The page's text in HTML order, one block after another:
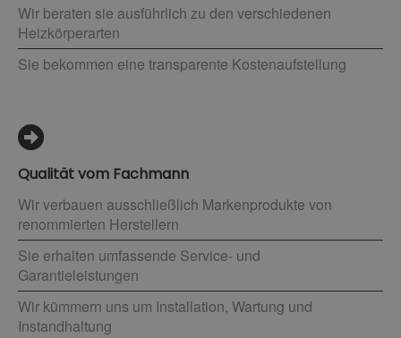
Wir beraten sie ausführlich zu den verschiedenen
Heizkörperarten
Sie bekommen eine transparente Kostenaufstellung
Qualität vom Fachmann
Wir verbauen ausschließlich Markenprodukte von
renommierten Herstellern
Sie erhalten umfassende Service- und
Garantieleistungen
Wir kümmern uns um Installation, Wartung und
Instandhaltung